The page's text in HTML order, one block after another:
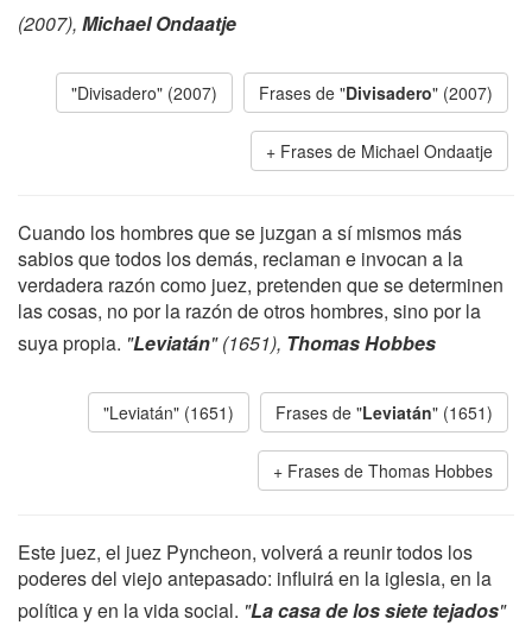
(2007), Michael Ondaatje
"Divisadero" (2007) Frases de "Divisadero" (2007)
Frases de Michael Ondaatje
Cuando los hombres que se juzgan a sí mismos más
sabios que todos los demás, reclaman e invocan a la
verdadera razón como juez, pretenden que se determinen
las cosas, no por la razón de otros hombres, sino por la
suya propia. "Leviatán" (1651), Thomas Hobbes
"Leviatán" (1651) Frases de "Leviatán" (1651)
Frases de Thomas Hobbes
Este juez, el juez Pyncheon, volverá a reunir todos los
poderes del viejo antepasado: influirá en la iglesia, en la
política y en la vida social. "La casa de los siete tejados"